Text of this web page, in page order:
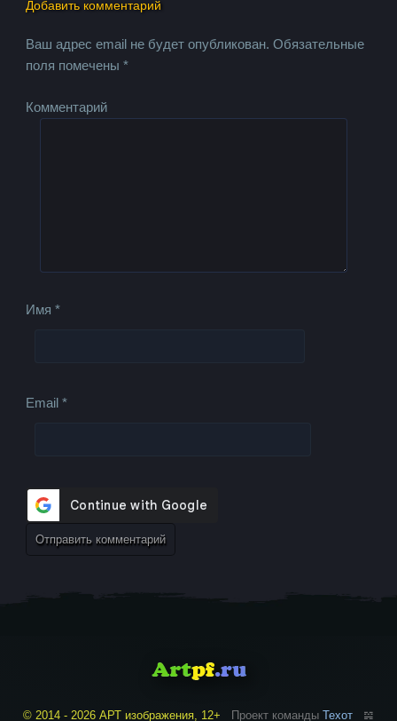
Добавить комментарий
Ваш адрес email не будет опубликован. Обязательные
поля помечены*
Комментарий
Имя*
Email*
© 2014 - 2026 АРТ изображения, 12+ Проект команды Техот 𝌴